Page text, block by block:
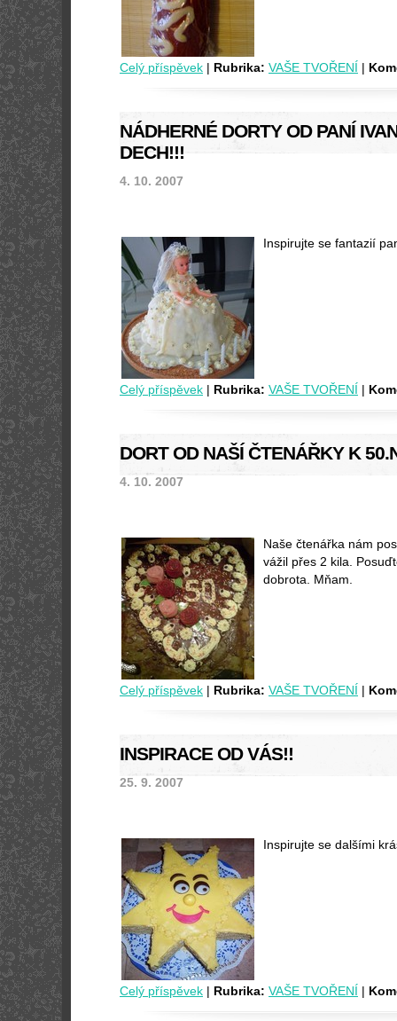
Celý příspěvek | Rubrika: VAŠE TVOŘENÍ |
NÁDHERNÉ DORTY OD PANÍ
DECH!!!
4. 10. 2007
Inspirujte se fantazií
Celý příspěvek | Rubrika: VAŠE TVOŘENÍ |
DORT OD NAŠÍ ČTENÁŘKY K
4. 10. 2007
Naše čtenářka nám
vážil přes 2 kila.
dobrota. Mňam.
Celý příspěvek | Rubrika: VAŠE TVOŘENÍ |
INSPIRACE OD VÁS!!
25. 9. 2007
Inspirujte se dalšími
Celý příspěvek | Rubrika: VAŠE TVOŘENÍ |